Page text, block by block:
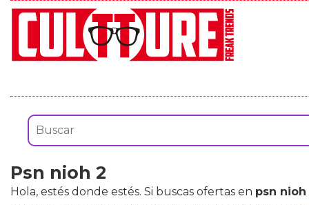
Psn nioh 2
Hola, estés donde estés. Si buscas ofertas en psn nioh